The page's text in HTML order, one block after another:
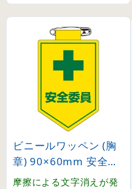
ビニールワッペン (胸
章) 90×60mm 安全ピ
ン式 安全委員 (12600
摩擦による文字消えが発